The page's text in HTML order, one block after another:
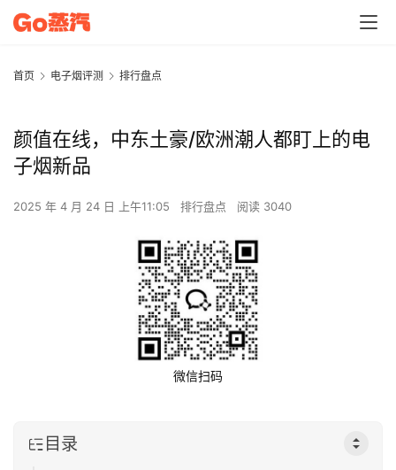
首页 电子烟评测 排行盘点
颜值在线，中东土豪/欧洲潮人都盯上的电
子烟新品
2025 年 4 月 24 日 上午11:05 排行盘点 阅读 3040
微信扫码
目录